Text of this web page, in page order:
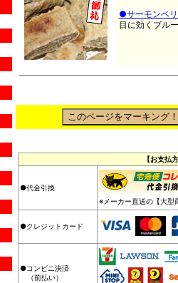
●サーモンベ
目に効くブル
【お支払
●代金引換
※メーカー直送の【大型
●クレジットカード
●コンビニ決済
（前払い）